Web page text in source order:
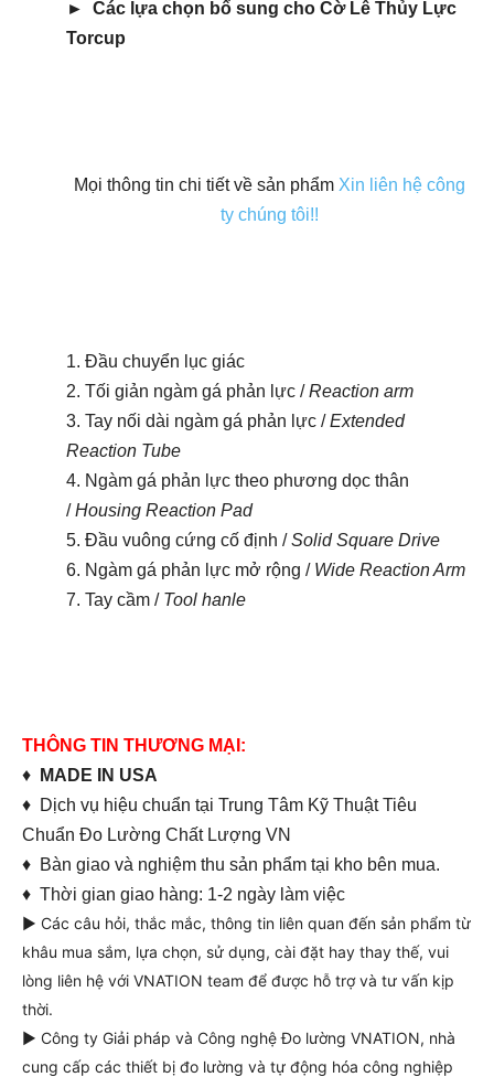
►
Các lựa chọn bổ sung cho Cờ Lê Thủy Lực
Torcup
Mọi thông tin chi tiết về sản phẩm Xin liên hệ công
ty chúng tôi!!
1. Đầu chuyển lục giác
2. Tối giản ngàm gá phản lực /Reaction arm
3. Tay nối dài ngàm gá phản lực /Extended
Reaction Tube
4. Ngàm gá phản lực theo phương dọc thân
/Housing Reaction Pad
5. Đầu vuông cứng cố định /Solid Square Drive
6. Ngàm gá phản lực mở rộng / Wide Reaction Arm
7. Tay cầm / Tool hanle
THÔNG TIN THƯƠNG MẠI:
♦
MADE IN USA
♦ Dịch vụ hiệu chuẩn tại Trung Tâm Kỹ Thuật Tiêu
Chuẩn Đo Lường Chất Lượng VN
♦ Bàn giao và nghiệm thu sản phẩm tại kho bên mua.
♦ Thời gian giao hàng: 1-2 ngày làm việc
► Các câu hỏi, thắc mắc, thông tin liên quan đến sản phẩm từ
khâu mua sắm, lựa chọn, sử dụng, cài đặt hay thay thế, vui
lòng liên hệ với VNATION team để được hỗ trợ và tư vấn kịp
thời.
► Công ty Giải pháp và Công nghệ Đo lường VNATION, nhà
cung cấp các thiết bị đo lường và tự động hóa công nghiệp